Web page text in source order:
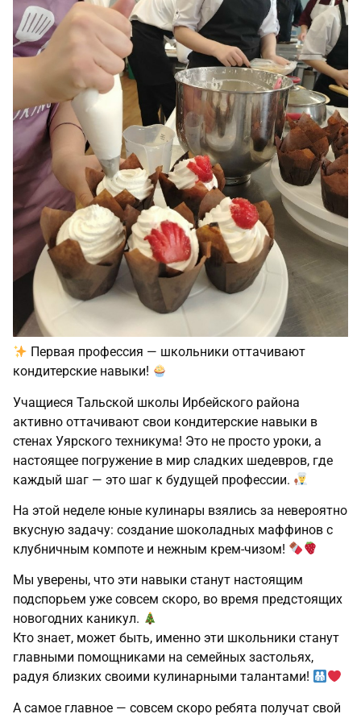
Первая профессия — школьники оттачивают
кондитерские навыки!
Учащиеся Тальской школы Ирбейского района
активно оттачивают свои кондитерские навыки в
стенах Уярского техникума! Это не просто уроки, а
настоящее погружение в мир сладких шедевров, где
каждый шаг — это шаг к будущей профессии.
На этой неделе юные кулинары взялись за невероятно
вкусную задачу: создание шоколадных маффинов с
клубничным компоте и нежным крем‑чизом!
Мы уверены, что эти навыки станут настоящим
подспорьем уже совсем скоро, во время предстоящих
новогодних каникул.
Кто знает, может быть, именно эти школьники станут
главными помощниками на семейных застольях,
радуя близких своими кулинарными талантами!
А самое главное — совсем скоро ребята получат свой